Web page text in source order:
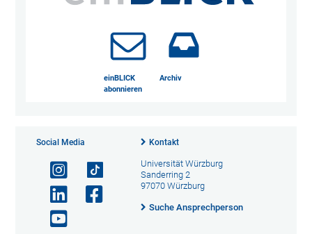
einBLICK
abonnieren
Archiv
Social Media Kontakt
Universität Würzburg
Sanderring 2
97070 Würzburg
Suche Ansprechperson